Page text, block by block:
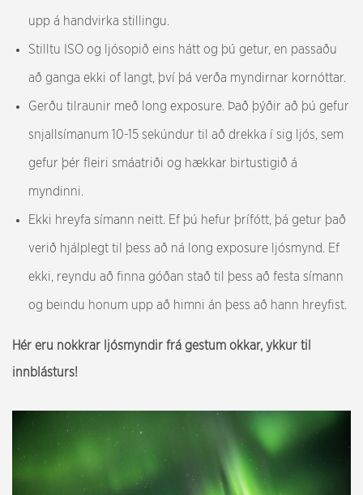
upp á handvirka stillingu.
Stilltu ISO og ljósopið eins hátt og þú getur, en passaðu
að ganga ekki of langt, því þá verða myndirnar kornóttar.
Gerðu tilraunir með long exposure. Það þýðir að þú gefur
snjallsímanum 10-15 sekúndur til að drekka í sig ljós, sem
gefur þér fleiri smáatriði og hækkar birtustigið á
myndinni.
Ekki hreyfa símann neitt. Ef þú hefur þrífótt, þá getur það
verið hjálplegt til þess að ná long exposure ljósmynd. Ef
ekki, reyndu að finna góðan stað til þess að festa símann
og beindu honum upp að himni án þess að hann hreyfist.
Hér eru nokkrar ljósmyndir frá gestum okkar, ykkur til
innblásturs!